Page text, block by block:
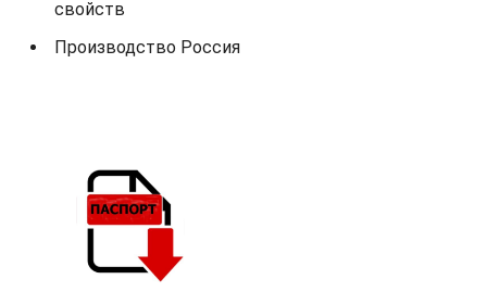
свойств
Производство Россия